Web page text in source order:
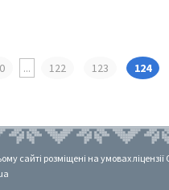
... 122 123 124
сайті розміщені на умовах